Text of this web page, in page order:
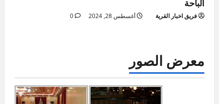
فريق اخبار القرية أغسطس 28, 2024 0
معرض الصور